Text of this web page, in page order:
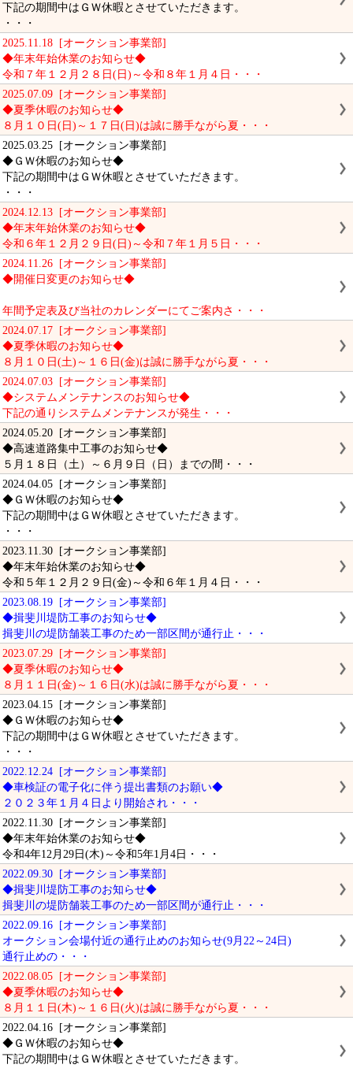
下記の期間中はＧＷ休暇とさせていただきます。
・・・
2025.11.18 [オークション事業部]
◆年末年始休業のお知らせ◆
令和７年１２月２８日(日)～令和８年１月４日・・・
2025.07.09 [オークション事業部]
◆夏季休暇のお知らせ◆
８月１０日(日)～１７日(日)は誠に勝手ながら夏・・・
2025.03.25 [オークション事業部]
◆ＧＷ休暇のお知らせ◆
下記の期間中はＧＷ休暇とさせていただきます。
・・・
2024.12.13 [オークション事業部]
◆年末年始休業のお知らせ◆
令和６年１２月２９日(日)～令和７年１月５日・・・
2024.11.26 [オークション事業部]
◆開催日変更のお知らせ◆
年間予定表及び当社のカレンダーにてご案内さ・・・
2024.07.17 [オークション事業部]
◆夏季休暇のお知らせ◆
８月１０日(土)～１６日(金)は誠に勝手ながら夏・・・
2024.07.03 [オークション事業部]
◆システムメンテナンスのお知らせ◆
下記の通りシステムメンテナンスが発生・・・
2024.05.20 [オークション事業部]
◆高速道路集中工事のお知らせ◆
５月１８日（土）～６月９日（日）までの間・・・
2024.04.05 [オークション事業部]
◆ＧＷ休暇のお知らせ◆
下記の期間中はＧＷ休暇とさせていただきます。
・・・
2023.11.30 [オークション事業部]
◆年末年始休業のお知らせ◆
令和５年１２月２９日(金)～令和６年１月４日・・・
2023.08.19 [オークション事業部]
◆揖斐川堤防工事のお知らせ◆
揖斐川の堤防舗装工事のため一部区間が通行止・・・
2023.07.29 [オークション事業部]
◆夏季休暇のお知らせ◆
８月１１日(金)～１６日(水)は誠に勝手ながら夏・・・
2023.04.15 [オークション事業部]
◆ＧＷ休暇のお知らせ◆
下記の期間中はＧＷ休暇とさせていただきます。
・・・
2022.12.24 [オークション事業部]
◆車検証の電子化に伴う提出書類のお願い◆
２０２３年１月４日より開始され・・・
2022.11.30 [オークション事業部]
◆年末年始休業のお知らせ◆
令和4年12月29日(木)～令和5年1月4日・・・
2022.09.30 [オークション事業部]
◆揖斐川堤防工事のお知らせ◆
揖斐川の堤防舗装工事のため一部区間が通行止・・・
2022.09.16 [オークション事業部]
オークション会場付近の通行止めのお知らせ(9月22～24日)
通行止めの・・・
2022.08.05 [オークション事業部]
◆夏季休暇のお知らせ◆
８月１１日(木)～１６日(火)は誠に勝手ながら夏・・・
2022.04.16 [オークション事業部]
◆ＧＷ休暇のお知らせ◆
下記の期間中はＧＷ休暇とさせていただきます。